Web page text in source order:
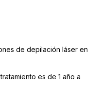
de depilación láser en
es de 1 año a